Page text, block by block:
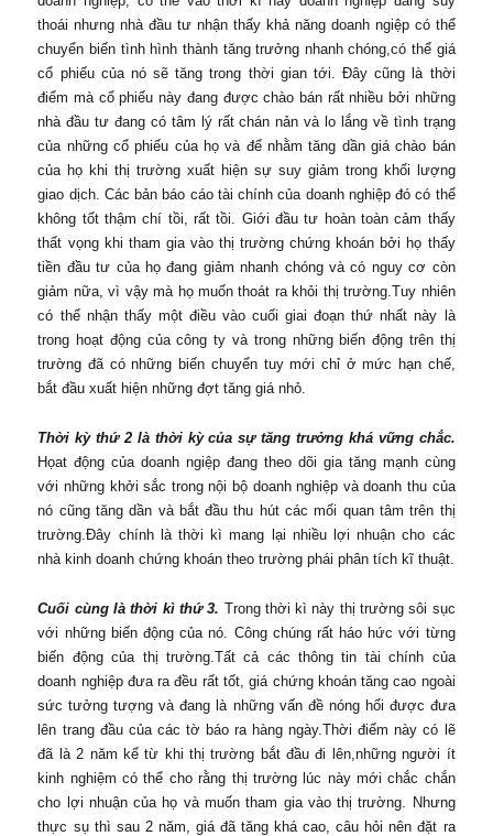
thoái nhưng nhà đầu tư nhận thấy khả năng doanh ngiệp có thể
chuyển biến tình hình thành tăng trưởng nhanh chóng,có thể giá
cổ phiếu của nó sẽ tăng trong thời gian tới. Đây cũng là thời
điểm mà cổ phiếu này đang được chào bán rất nhiều bởi những
nhà đầu tư đang có tâm lý rất chán nản và lo lắng về tình trạng
của những cổ phiếu của họ và để nhằm tăng dần giá chào bán
của họ khi thị trường xuất hiện sự suy giảm trong khối lượng
giao dịch. Các bản báo cáo tài chính của doanh nghiệp đó có thể
không tốt thậm chí tồi, rất tồi. Giới đầu tư hoàn toàn cảm thấy
thất vọng khi tham gia vào thị trường chứng khoán bởi họ thấy
tiền đầu tư của họ đang giảm nhanh chóng và có nguy cơ còn
giảm nữa, vì vậy mà họ muốn thoát ra khỏi thị trường.Tuy nhiên
có thể nhận thấy một điều vào cuối giai đoạn thứ nhất này là
trong hoạt động của công ty và trong những biến động trên thị
trường đã có những biến chuyển tuy mới chỉ ở mức hạn chế,
bắt đầu xuất hiện những đợt tăng giá nhỏ.
Thời kỳ thứ 2 là thời kỳ của sự tăng trưởng khá vững chắc.
Họat động của doanh ngiệp đang theo dõi gia tăng mạnh cùng
với những khởi sắc trong nội bộ doanh nghiệp và doanh thu của
nó cũng tăng dần và bắt đầu thu hút các mối quan tâm trên thị
trường.Đây chính là thời kì mang lại nhiều lợi nhuận cho các
nhà kinh doanh chứng khoán theo trường phái phân tích kĩ thuật.
Cuối cùng là thời kì thứ 3. Trong thời kì này thị trường sôi sục
với những biến động của nó. Công chúng rất háo hức với từng
biến động của thị trường.Tất cả các thông tin tài chính của
doanh nghiệp đưa ra đều rất tốt, giá chứng khoán tăng cao ngoài
sức tưởng tượng và đang là những vấn đề nóng hổi được đưa
lên trang đầu của các tờ báo ra hàng ngày.Thời điểm này có lẽ
đã là 2 năm kể từ khi thị trường bắt đầu đi lên,những người ít
kinh nghiệm có thể cho rằng thị trường lúc này mới chắc chắn
cho lợi nhuận của họ và muốn tham gia vào thị trường. Nhưng
thực sụ thì sau 2 năm, giá đã tăng khá cao, câu hỏi nên đặt ra